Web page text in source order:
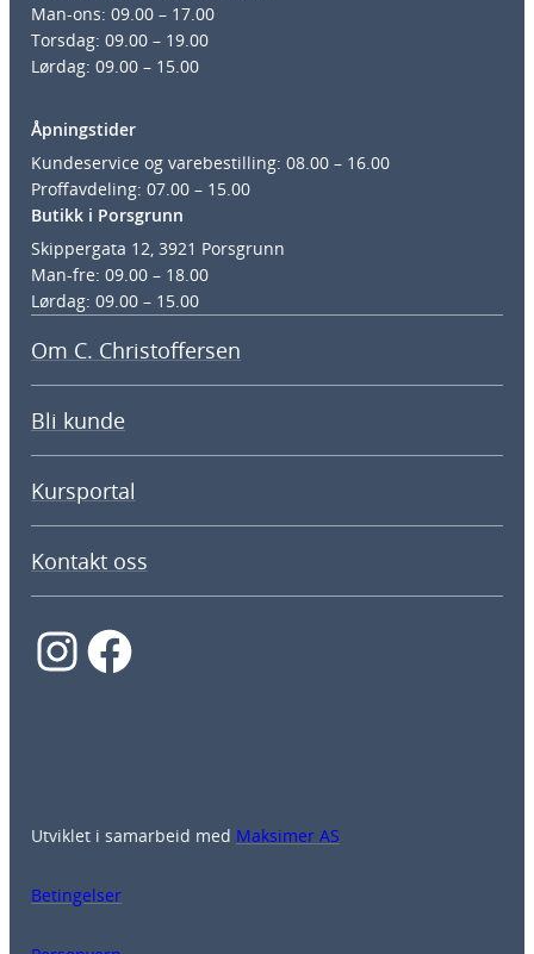
Man-ons: 09.00 – 17.00
Torsdag: 09.00 – 19.00
Lørdag: 09.00 – 15.00
Åpningstider
Kundeservice og varebestilling: 08.00 – 16.00
Proffavdeling: 07.00 – 15.00
Butikk i Porsgrunn
Skippergata 12, 3921 Porsgrunn
Man-fre: 09.00 – 18.00
Lørdag: 09.00 – 15.00
Om C. Christoffersen
Bli kunde
Kursportal
Kontakt oss
InstagramFacebook
Utviklet i samarbeid med Maksimer AS
Betingelser